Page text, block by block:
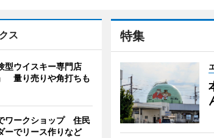
特集
ス
型ウイスキー専門店
量り売りや角打ちも
ワークショップ 住民
ーでリース作りなど